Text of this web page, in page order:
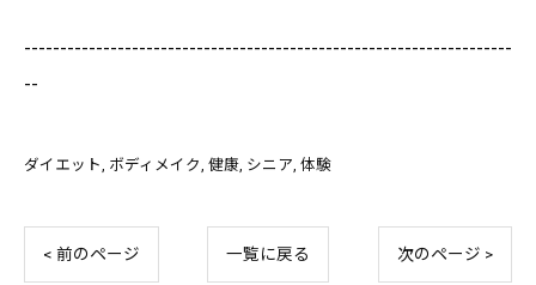
--------------------------------------------------------------------
--
ダイエット ボディメイク 健康 シニア 体験
< 前のページ 一覧に戻る 次のページ >